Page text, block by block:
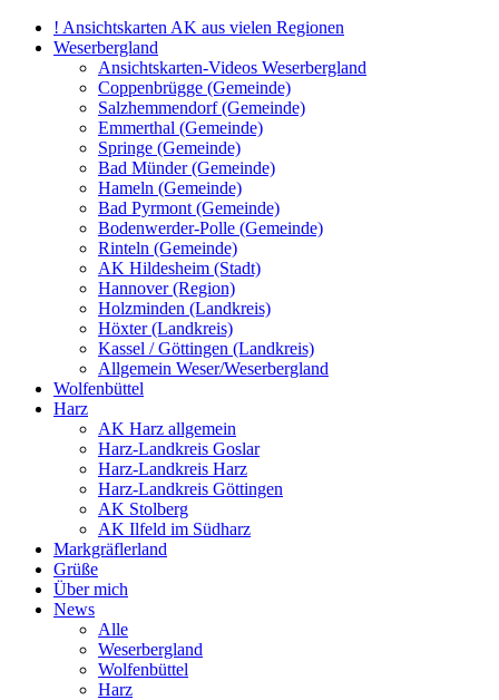
! Ansichtskarten AK aus vielen Regionen
Weserbergland
Ansichtskarten-Videos Weserbergland
Coppenbrügge (Gemeinde)
Salzhemmendorf (Gemeinde)
Emmerthal (Gemeinde)
Springe (Gemeinde)
Bad Münder (Gemeinde)
Hameln (Gemeinde)
Bad Pyrmont (Gemeinde)
Bodenwerder-Polle (Gemeinde)
Rinteln (Gemeinde)
AK Hildesheim (Stadt)
Hannover (Region)
Holzminden (Landkreis)
Höxter (Landkreis)
Kassel / Göttingen (Landkreis)
Allgemein Weser/Weserbergland
Wolfenbüttel
Harz
AK Harz allgemein
Harz-Landkreis Goslar
Harz-Landkreis Harz
Harz-Landkreis Göttingen
AK Stolberg
AK Ilfeld im Südharz
Markgräflerland
Grüße
Über mich
News
Alle
Weserbergland
Wolfenbüttel
Harz